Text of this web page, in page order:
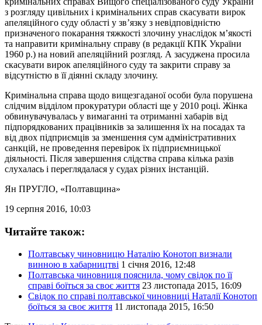
з розгляду цивільних і кримінальних справ скасувати вирок
апеляційного суду області у зв’язку з невідповідністю
призначеного покарання тяжкості злочину унаслідок м’якості
та направити кримінальну справу (в редакції КПК України
1960 р.) на новий апеляційний розгляд. А засуджена просила
скасувати вирок апеляційного суду та закрити справу за
відсутністю в її діянні складу злочину.
Кримінальна справа щодо вищезгаданої особи була порушена
слідчим відділом прокуратури області ще у 2010 році. Жінка
обвинувачувалась у вимаганні та отриманні хабарів від
підпорядкованих працівників за залишення їх на посадах та
від двох підприємців за зменшення сум адміністративних
санкцій, не проведення перевірок їх підприємницької
діяльності. Після завершення слідства справа кілька разів
слухалась і переглядалася у судах різних інстанцій.
Ян ПРУГЛО, «Полтавщина»
19 серпня 2016, 10:03
Читайте також:
Полтавську чиновницю Наталію Конотоп визнали
винною в хабарництві 1 січня 2016, 12:48
Полтавська чиновниця пояснила, чому свідок по її
справі боїться за своє життя 23 листопада 2015, 16:09
Свідок по справі полтавської чиновниці Наталії Конотоп
боїться за своє життя 11 листопада 2015, 16:50